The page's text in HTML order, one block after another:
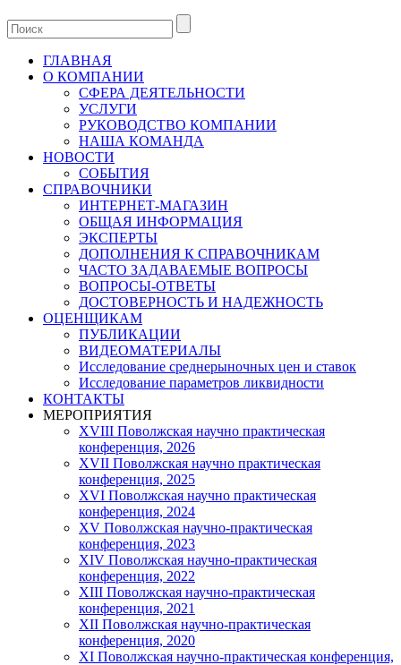
ГЛАВНАЯ
О КОМПАНИИ
СФЕРА ДЕЯТЕЛЬНОСТИ
УСЛУГИ
РУКОВОДСТВО КОМПАНИИ
НАША КОМАНДА
НОВОСТИ
СОБЫТИЯ
СПРАВОЧНИКИ
ИНТЕРНЕТ-МАГАЗИН
ОБЩАЯ ИНФОРМАЦИЯ
ЭКСПЕРТЫ
ДОПОЛНЕНИЯ К СПРАВОЧНИКАМ
ЧАСТО ЗАДАВАЕМЫЕ ВОПРОСЫ
ВОПРОСЫ-ОТВЕТЫ
ДОСТОВЕРНОСТЬ И НАДЕЖНОСТЬ
ОЦЕНЩИКАМ
ПУБЛИКАЦИИ
ВИДЕОМАТЕРИАЛЫ
Исследование среднерыночных цен и ставок
Исследование параметров ликвидности
КОНТАКТЫ
МЕРОПРИЯТИЯ
XVIII Поволжская научно практическая
конференция, 2026
XVII Поволжская научно практическая
конференция, 2025
XVI Поволжская научно практическая
конференция, 2024
ХV Поволжская научно-практическая
конференция, 2023
ХIV Поволжская научно-практическая
конференция, 2022
ХIII Поволжская научно-практическая
конференция, 2021
ХII Поволжская научно-практическая
конференция, 2020
XI Поволжская научно-практическая конференция,